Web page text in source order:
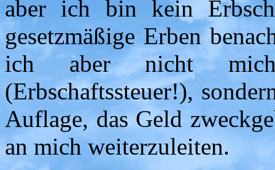
aber ich bin kein
gesetzmäßige Erben
ich aber nicht mich
(Erbschaftssteuer!),
Auflage, das Geld
an mich weiterzuleiten.